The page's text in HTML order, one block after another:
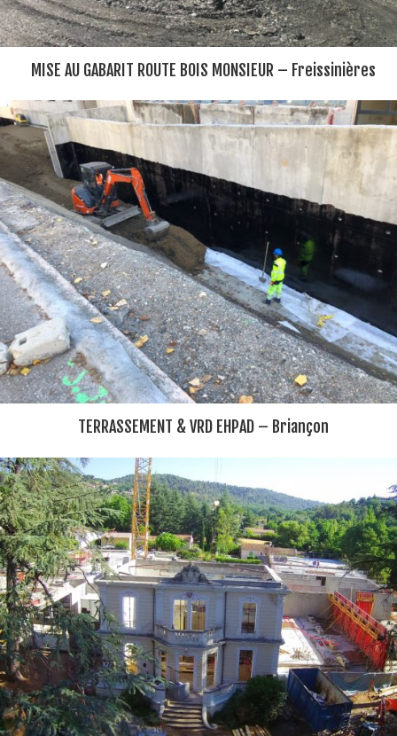
MISE AU GABARIT ROUTE BOIS MONSIEUR – Freissinières
TERRASSEMENT & VRD EHPAD – Briançon